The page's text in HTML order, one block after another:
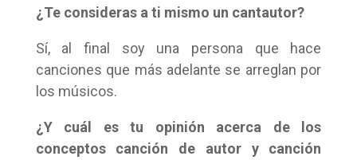
¿Te consideras a ti mismo un cantautor?
Sí, al final soy una persona que hace
canciones que más adelante se arreglan por
los músicos.
¿Y cuál es tu opinión acerca de los
conceptos canción de autor y canción